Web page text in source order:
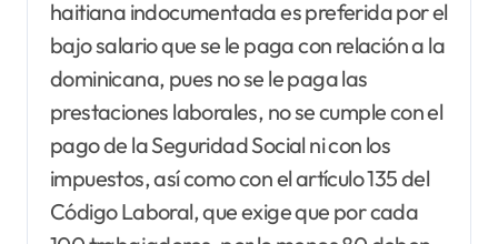
haitiana indocumentada es preferida por el
bajo salario que se le paga con relación a la
dominicana, pues no se le paga las
prestaciones laborales, no se cumple con el
pago de la Seguridad Social ni con los
impuestos, así como con el artículo 135 del
Código Laboral, que exige que por cada